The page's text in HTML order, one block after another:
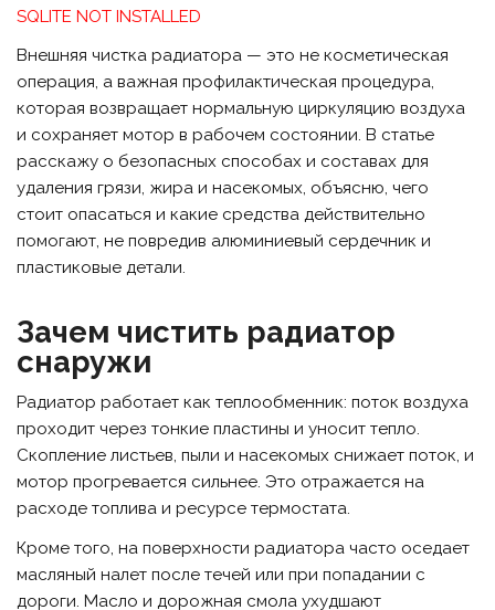
SQLITE NOT INSTALLED
Внешняя чистка радиатора — это не косметическая
операция, а важная профилактическая процедура,
которая возвращает нормальную циркуляцию воздуха
и сохраняет мотор в рабочем состоянии. В статье
расскажу о безопасных способах и составах для
удаления грязи, жира и насекомых, объясню, чего
стоит опасаться и какие средства действительно
помогают, не повредив алюминиевый сердечник и
пластиковые детали.
Зачем чистить радиатор
снаружи
Радиатор работает как теплообменник: поток воздуха
проходит через тонкие пластины и уносит тепло.
Скопление листьев, пыли и насекомых снижает поток, и
мотор прогревается сильнее. Это отражается на
расходе топлива и ресурсе термостата.
Кроме того, на поверхности радиатора часто оседает
масляный налет после течей или при попадании с
дороги. Масло и дорожная смола ухудшают